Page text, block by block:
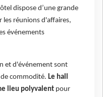
dispose d’une grande
les réunions d'affaires,
événements
et d'événement sont
commodité. Le hall
lieu polyvalent pour